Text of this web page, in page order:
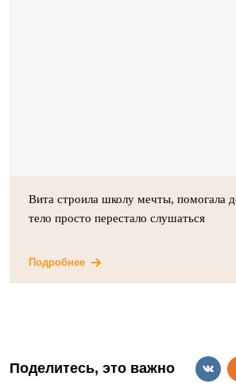
Вита строила школу мечты, помогала
тело просто перестало слушаться
Подробнее
Поделитесь, это важно